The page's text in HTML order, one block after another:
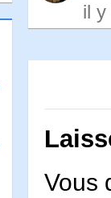
il
Vous